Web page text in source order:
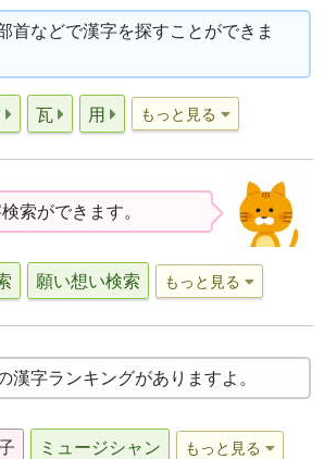
首などで漢字を探すことができま
瓦 用 もっと見る
索ができます。
願い想い検索 もっと見る
漢字ランキングがありますよ。
ミュージシャン もっと見る